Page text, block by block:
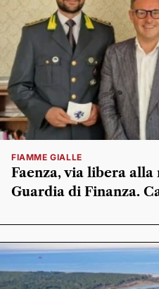
FIAMME GIALLE
Faenza, via libera
Guardia di Finanza.